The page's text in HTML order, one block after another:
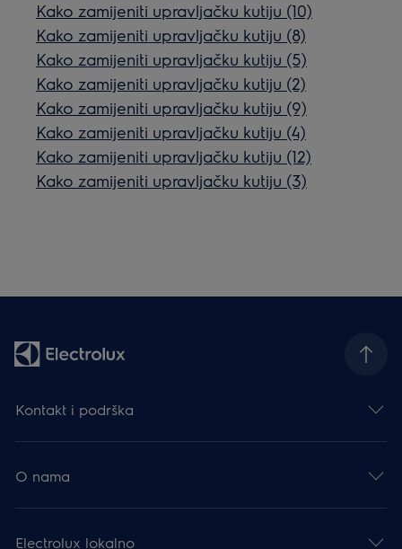
Kako zamijeniti upravljačku kutiju (10)
Kako zamijeniti upravljačku kutiju (8)
Kako zamijeniti upravljačku kutiju (5)
Kako zamijeniti upravljačku kutiju (2)
Kako zamijeniti upravljačku kutiju (9)
Kako zamijeniti upravljačku kutiju (4)
Kako zamijeniti upravljačku kutiju (12)
Kako zamijeniti upravljačku kutiju (3)
Kontakt i podrška
O nama
Electrolux lokalno